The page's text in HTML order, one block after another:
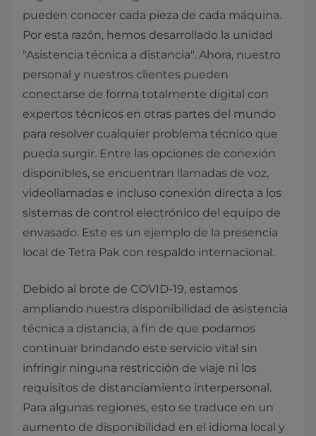
pueden conocer cada pieza de cada máquina.
Por esta razón, hemos desarrollado la unidad
"Asistencia técnica a distancia". Ahora, nuestro
personal y nuestros clientes pueden
conectarse de forma totalmente digital con
expertos técnicos en otras partes del mundo
para resolver cualquier problema técnico que
pueda surgir. Entre las opciones de conexión
disponibles, se encuentran llamadas de voz,
videollamadas e incluso conexión directa a los
sistemas de control electrónico del equipo de
envasado. Este es un ejemplo de la presencia
local de Tetra Pak con respaldo internacional.
Debido al brote de COVID-19, estamos
ampliando nuestra disponibilidad de asistencia
técnica a distancia, a fin de que podamos
continuar brindando este servicio vital sin
infringir ninguna restricción de viaje ni los
requisitos de distanciamiento interpersonal.
Para algunas regiones, esto se traduce en un
aumento de disponibilidad en el idioma local y